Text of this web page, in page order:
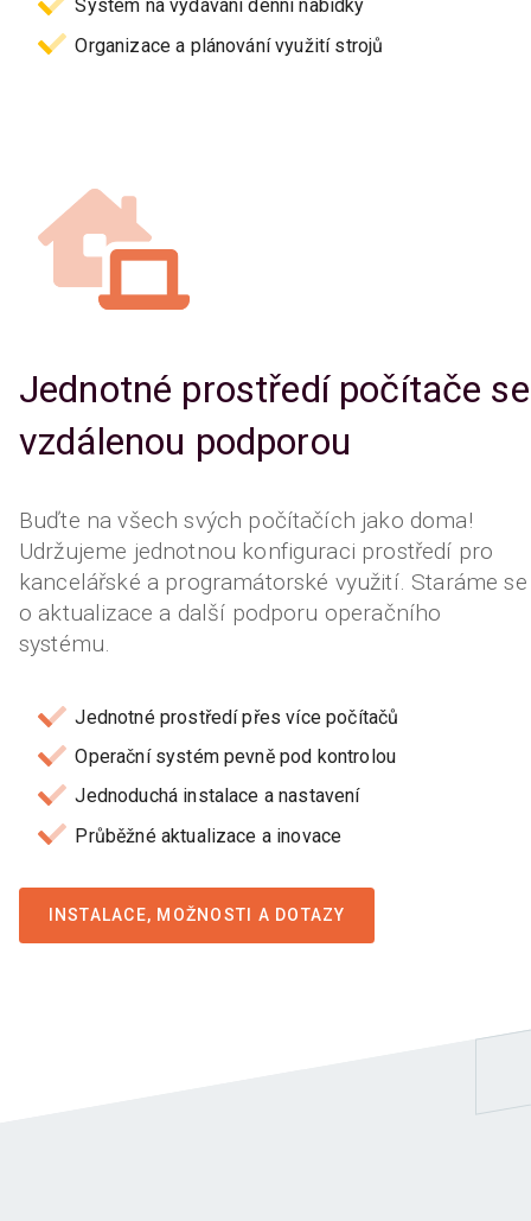
Systém na vydávání denní nabídky
Organizace a plánování využití strojů
Jednotné prostředí počítače se
vzdálenou podporou
Buďte na všech svých počítačích jako doma!
Udržujeme jednotnou konfiguraci prostředí pro
kancelářské a programátorské využití. Staráme se
o aktualizace a další podporu operačního
systému.
Jednotné prostředí přes více počítačů
Operační systém pevně pod kontrolou
Jednoduchá instalace a nastavení
Průběžné aktualizace a inovace
INSTALACE, MOŽNOSTI A DOTAZY